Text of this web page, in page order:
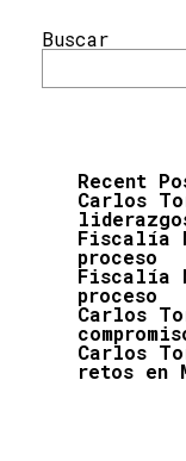
Buscar
Recent
Carlos
Fiscalía
proceso
Fiscalía
proceso
Carlos
Carlos
retos en